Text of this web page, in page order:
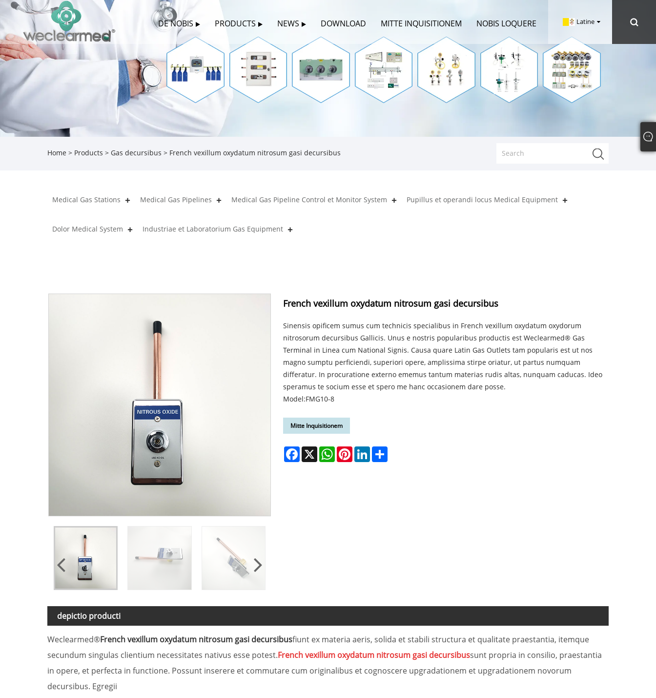
DE NOBIS PRODUCTS NEWS DOWNLOAD MITTE INQUISITIONEM NOBIS LOQUERE Latine
Home > Products > Gas decursibus > French vexillum oxydatum nitrosum gasi decursibus
Medical Gas Stations Medical Gas Pipelines Medical Gas Pipeline Control et Monitor System Pupillus et operandi locus Medical Equipment
Dolor Medical System Industriae et Laboratorium Gas Equipment
French vexillum oxydatum nitrosum gasi decursibus
Sinensis opificem sumus cum technicis specialibus in French vexillum oxydatum oxydorum
nitrosorum decursibus Gallicis. Unus e nostris popularibus productis est Weclearmed® Gas
Terminal in Linea cum National Signis. Causa quare Latin Gas Outlets tam popularis est ut nos
magno sumptu perficiendi, superiori opere, amplissima stirpe oriatur, ut partus numquam
differatur. In procuratione externo ememus tantum materias rudis altas, nunquam caducas. Ideo
speramus te socium esse et spero me hanc occasionem dare posse.
Model:FMG10-8
Mitte Inquisitionem
Facebook
X WhatsAppPinterestLinkedIn
depictio producti
Weclearmed®French vexillum oxydatum nitrosum gasi decursibusfiunt ex materia aeris, solida et stabili structura et qualitate praestantia, itemque
secundum singulas clientium necessitates nativus esse potest.French vexillum oxydatum nitrosum gasi decursibussunt propria in consilio, praestantia
in opere, et perfecta in functione. Possunt inserere et commutare cum originalibus et cognoscere upgradationem et upgradationem novorum
decursibus. Egregii